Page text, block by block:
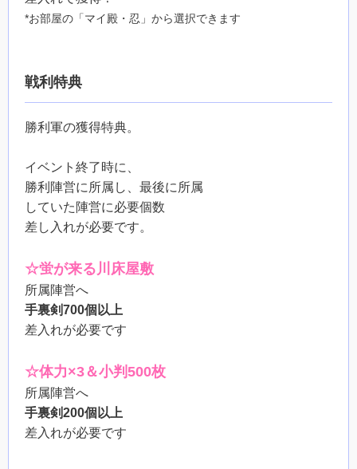
*お部屋の「マイ殿・忍」から選択できます
戦利特典
勝利軍の獲得特典。
イベント終了時に、
勝利陣営に所属し、最後に所属
していた陣営に必要個数
差し入れが必要です。
☆蛍が来る川床屋敷
所属陣営へ
手裏剣700個以上
差入れが必要です
☆体力×3＆小判500枚
所属陣営へ
手裏剣200個以上
差入れが必要です